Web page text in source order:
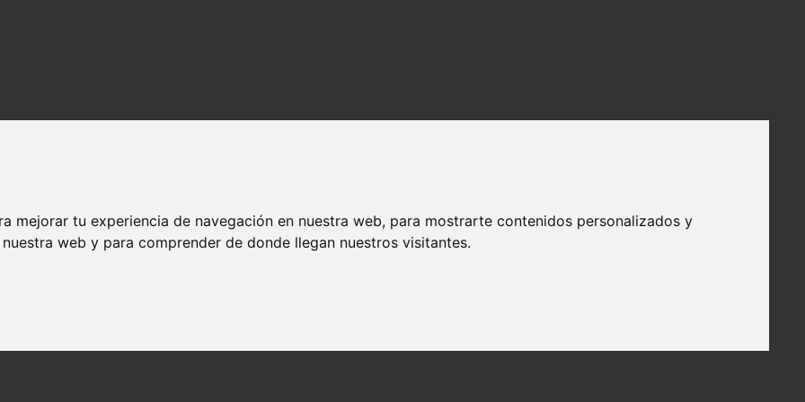
mejorar tu experiencia de navegación en nuestra web, para mostrarte contenidos personalizados y
web y para comprender de donde llegan nuestros visitantes.